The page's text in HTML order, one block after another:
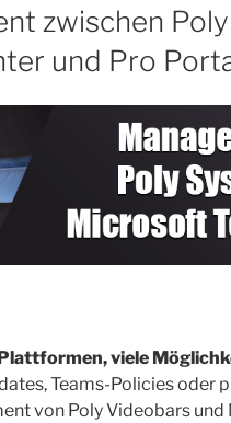
zwischen
und Pro
viele
Teams-Policies oder
von Poly Videobars und